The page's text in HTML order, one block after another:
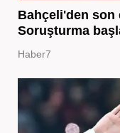
Bahçeli'den son
Soruşturma
Haber7